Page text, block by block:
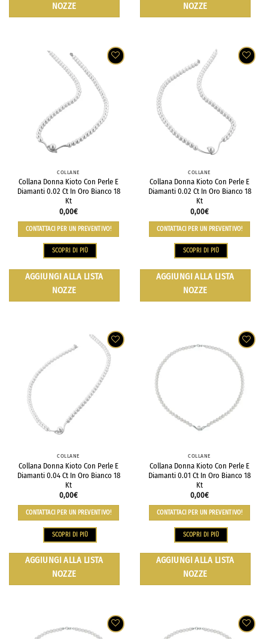
NOZZE
NOZZE
COLLANE
Collana Donna Kioto Con Perle E
Diamanti 0.02 Ct In Oro Bianco 18
Kt
0,00€
CONTATTACI PER UN PREVENTIVO!
SCOPRI DI PIÙ
AGGIUNGI ALLA LISTA
NOZZE
COLLANE
Collana Donna Kioto Con Perle E
Diamanti 0.02 Ct In Oro Bianco 18
Kt
0,00€
CONTATTACI PER UN PREVENTIVO!
SCOPRI DI PIÙ
AGGIUNGI ALLA LISTA
NOZZE
COLLANE
Collana Donna Kioto Con Perle E
Diamanti 0.04 Ct In Oro Bianco 18
Kt
0,00€
CONTATTACI PER UN PREVENTIVO!
SCOPRI DI PIÙ
AGGIUNGI ALLA LISTA
NOZZE
COLLANE
Collana Donna Kioto Con Perle E
Diamanti 0.01 Ct In Oro Bianco 18
Kt
0,00€
CONTATTACI PER UN PREVENTIVO!
SCOPRI DI PIÙ
AGGIUNGI ALLA LISTA
NOZZE